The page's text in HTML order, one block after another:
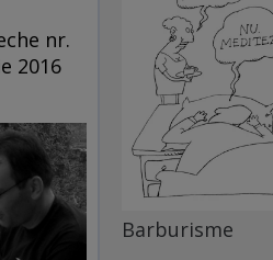
nr.
2016
Barburisme